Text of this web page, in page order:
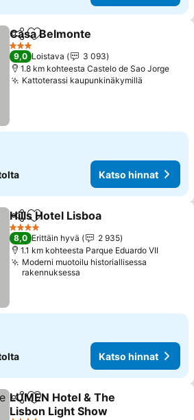
Jaa Lisää suosikkeihin
Casa Belmonte
3 Tähtiluokitus
9,0 Loistava
3 093
1.8 km kohteesta Castelo de Sao Jorge
Kattoterassi kaupunkinäkymillä
Katso hinnat
Jaa Lisää suosikkeihin
Hills Hotel Lisboa
4 Tähtiluokitus
8,0 Erittäin hyvä
2 935
1.1 km kohteesta Parque Eduardo VII
Moderni muotoilu historiallisessa
rakennuksessa
Katso hinnat
Jaa Lisää suosikkeihin
LUMEN Hotel & The
Lisbon Light Show